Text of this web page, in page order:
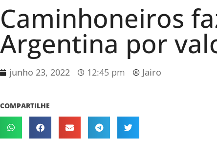
Caminhoneiros
Argentina por
junho 23, 2022 12:45 pm Jairo
COMPARTILHE